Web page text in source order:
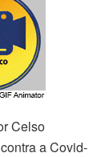
Celso
a Covid-